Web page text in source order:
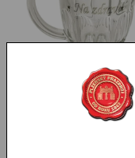
Pilsner Urquell 0,5l s
venovaním